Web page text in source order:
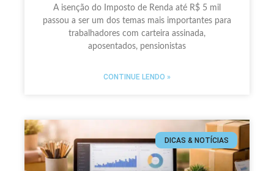
A isenção do Imposto de Renda até R$ 5 mil
passou a ser um dos temas mais importantes para
trabalhadores com carteira assinada,
aposentados, pensionistas
CONTINUE LENDO »
DICAS & NOTÍCIAS